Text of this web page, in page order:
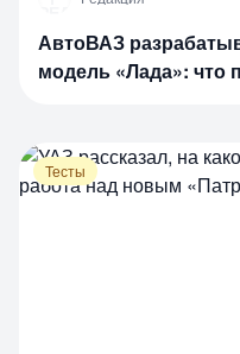
АвтоВАЗ
модель «Лада»: что
Тесты